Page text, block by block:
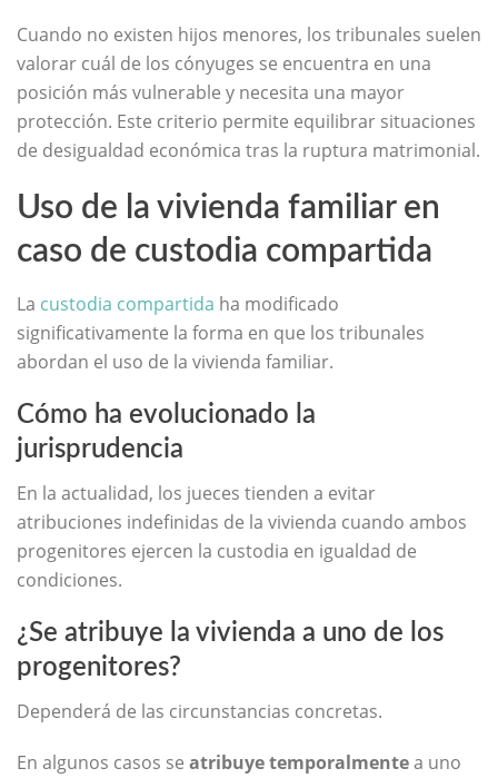
Cuando no existen hijos menores, los tribunales suelen
valorar cuál de los cónyuges se encuentra en una
posición más vulnerable y necesita una mayor
protección. Este criterio permite equilibrar situaciones
de desigualdad económica tras la ruptura matrimonial.
Uso de la vivienda familiar en
caso de custodia compartida
La custodia compartida ha modificado
significativamente la forma en que los tribunales
abordan el uso de la vivienda familiar.
Cómo ha evolucionado la
jurisprudencia
En la actualidad, los jueces tienden a evitar
atribuciones indefinidas de la vivienda cuando ambos
progenitores ejercen la custodia en igualdad de
condiciones.
¿Se atribuye la vivienda a uno de los
progenitores?
Dependerá de las circunstancias concretas.
En algunos casos se atribuye temporalmentea uno